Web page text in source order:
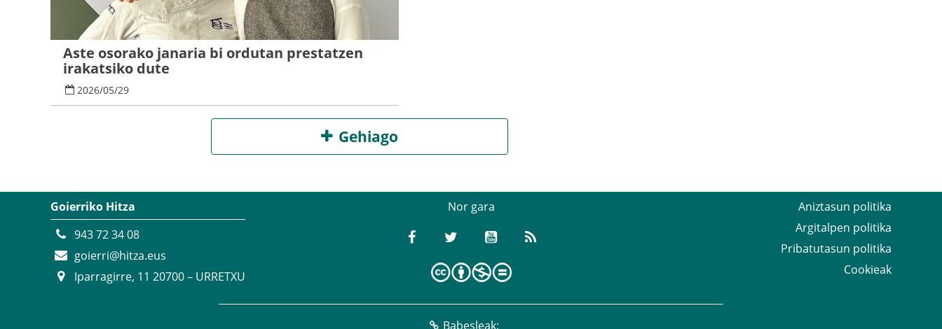
Aste osorako janaria bi ordutan prestatzen
irakatsiko dute
2026/05/29
Gehiago
Goierriko Hitza
943 72 34 08
goierri@hitza.eus
Iparragirre, 11 20700 – URRETXU
Nor gara
Aniztasun politika
Argitalpen politika
Pribatutasun politika
Cookieak
Babesleak: